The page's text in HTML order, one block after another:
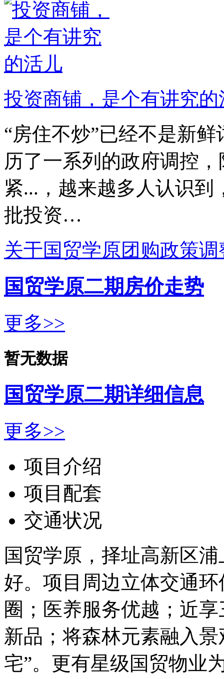
投资商铺，是个有讲究的
“房住不炒”已经不是新
历了一系列的政府调控
紧...，越来越多人认识
批投资…
关于国贸学原团购政策
国贸学原二期房价走势
更多>>
暂无数据
国贸学原二期详细信息
更多>>
项目介绍
项目配套
交通状况
国贸学原，择址高新区
好。项目周边立体交通
圈；医养服务优越；近
新品；将森林元素融入
宅”。更有星级国贸物业